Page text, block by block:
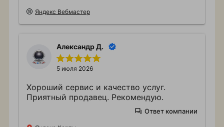
Яндекс Вебмастер
Александр Д.
5 июля 2026
Хороший сервис и качество услуг.
Приятный продавец. Рекомендую.
Ответ компании